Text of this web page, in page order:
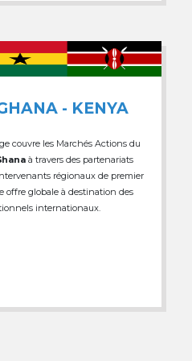
- KENYA
couvre les Marchés Actions du
à travers des partenariats
régionaux de premier
offre globale à destination des
internationaux.